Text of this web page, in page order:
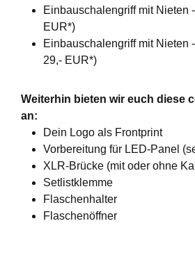
Einbauschalengriff mit Nieten
EUR*)
Einbauschalengriff mit Nieten
29,- EUR*)
Weiterhin bieten wir euch diese
an:
Dein Logo als Frontprint
Vorbereitung für LED-Panel
XLR-Brücke (mit oder ohne
Setlistklemme
Flaschenhalter
Flaschenöffner